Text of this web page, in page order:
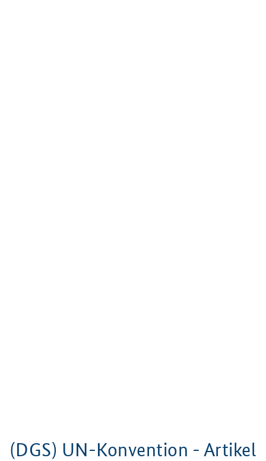
(DGS) UN-Konvention - Artikel